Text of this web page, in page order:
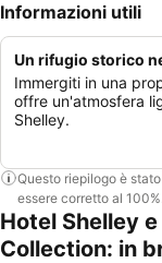
Informazioni utili
Un rifugio storico
Immergiti in una
offre un'atmosfera
Shelley.
Questo riepilogo è
essere corretto al
Hotel Shelley
Collection: in